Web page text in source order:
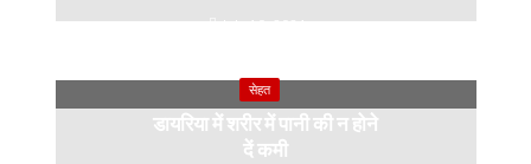
July 10, 2024
सेहत
डायरिया में शरीर में पानी की न होने
दें कमी